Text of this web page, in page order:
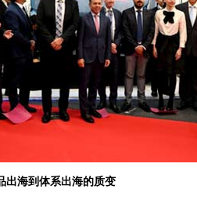
出海到体系出海的质变